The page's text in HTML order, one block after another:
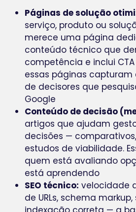
Páginas de solução
serviço, produto ou
merece uma página
conteúdo técnico que
competência e inclui
essas páginas
de decisores que
Google
Conteúdo de decisão
artigos que ajudam
decisões —
estudos de viabilidade.
quem está avaliando
está aprendendo
SEO técnico: velocidade
de URLs, schema